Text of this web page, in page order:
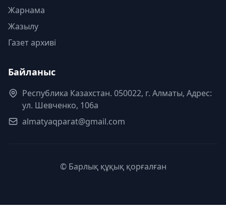
Жарнама
Жазылу
Газет архиві
Байланыс
Республика Казахстан. 050022, г. Алматы, Адрес:
ул. Шевченко, 106а
almatyaqparat@gmail.com
© Барлық құқық қорғалған